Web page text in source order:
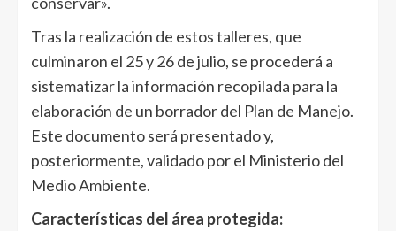
Tras la realización de estos talleres, que
culminaron el 25 y 26 de julio, se procederá a
sistematizar la información recopilada para la
elaboración de un borrador del Plan de Manejo.
Este documento será presentado y,
posteriormente, validado por el Ministerio del
Medio Ambiente.
Características del área protegida: